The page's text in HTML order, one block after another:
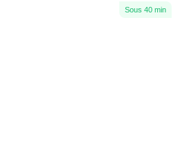
Sous 40 min